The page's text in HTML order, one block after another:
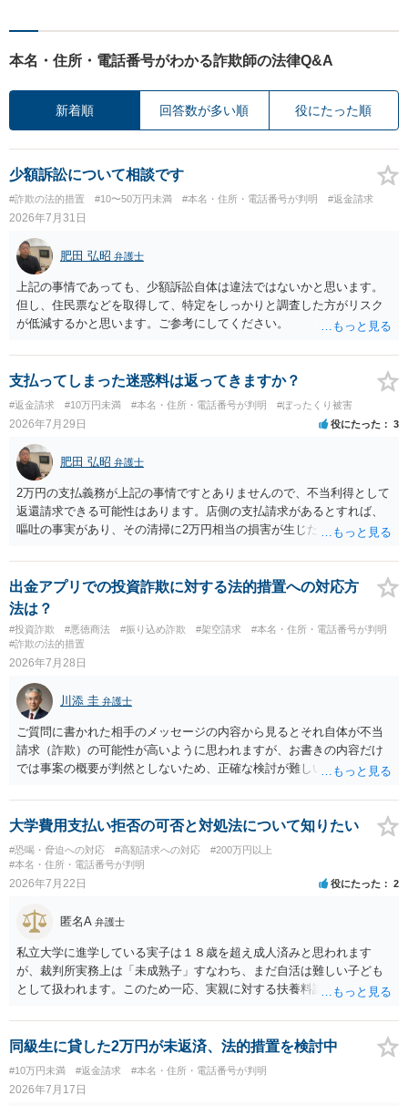
本名・住所・電話番号がわかる詐欺師の法律Q&A
新着順 回答数が多い順 役にたった順
少額訴訟について相談です
#詐欺の法的措置 #10〜50万円未満 #本名・住所・電話番号が判明 #返金請求
2026年7月31日
肥田 弘昭 弁護士
上記の事情であっても、少額訴訟自体は違法ではないかと思います。
但し、住民票などを取得して、特定をしっかりと調査した方がリスク
が低減するかと思います。ご参考にしてください。
支払ってしまった迷惑料は返ってきますか？
#返金請求 #10万円未満 #本名・住所・電話番号が判明 #ぼったくり被害
2026年7月29日 役にたった 3
肥田 弘昭 弁護士
2万円の支払義務が上記の事情ですとありませんので、不当利得として
返還請求できる可能性はあります。店側の支払請求があるとすれば、
嘔吐の事実があり、その清掃に2万円相当の損害が生じた場合です。ご
出金アプリでの投資詐欺に対する法的措置への対応方
法は？
#投資詐欺 #悪徳商法 #振り込め詐欺 #架空請求
#本名・住所・電話番号が判明
#詐欺の法的措置
2026年7月28日
川添 圭 弁護士
ご質問に書かれた相手のメッセージの内容から見るとそれ自体が不当
請求（詐欺）の可能性が高いように思われますが、お書きの内容だけ
では事案の概要が判然としないため、正確な検討が難しいです。例え
画面を見て貰いながらアドバイスう受けた方が確実です。
大学費用支払い拒否の可否と対処法について知りたい
#恐喝・脅迫への対応 #高額請求への対応
#200万円以上
#本名・住所・電話番号が判明
2026年7月22日 役にたった 2
匿名A 弁護士
私立大学に進学している実子は１８歳を超え成人済みと思われます
が、裁判所実務上は「未成熟子」すなわち、まだ自活は難しい子ども
として扱われます。このため一応、実親に対する扶養料請求として法
者宛に養育費を支払っており、当該養育費は実子の進学費用の趣旨も
一部含まれています。また、私立大学進学について貴殿が了解したわ
けではないという事情も存在します。 こうした場合には、支払を拒ん
だとしても学費の請求が裁判所によって強制される可能性は低いとい
えます。 以上整理したとおり、貴殿の事情を説明し支払えないと実子
同級生に貸した2万円が未返済、法的措置を検討中
#10万円未満 #返金請求 #本名・住所・電話番号が判明
2026年7月17日